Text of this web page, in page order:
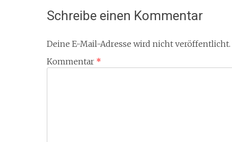
Schreibe einen Kommentar
Deine E-Mail-Adresse wird nicht veröffentlicht.
Kommentar *